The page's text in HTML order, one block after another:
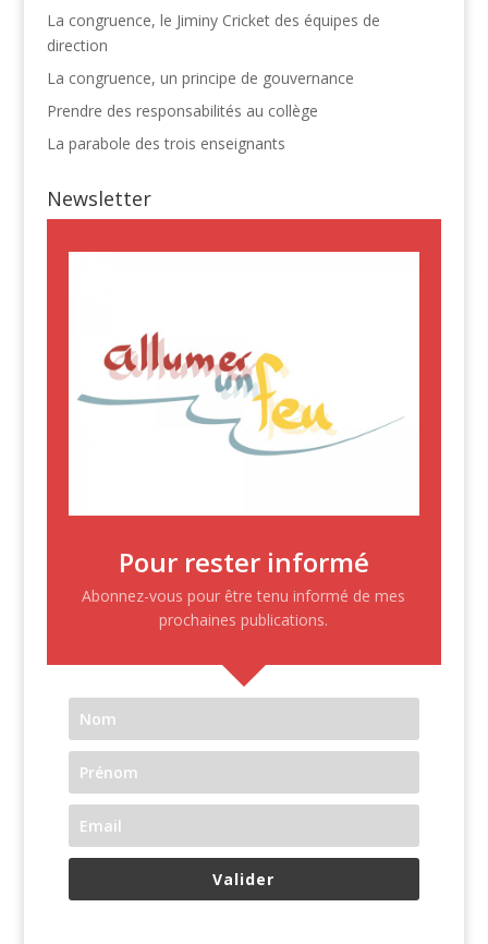
La congruence, le Jiminy Cricket des équipes de
direction
La congruence, un principe de gouvernance
Prendre des responsabilités au collège
La parabole des trois enseignants
Newsletter
Pour rester informé
Abonnez-vous pour être tenu informé de mes
prochaines publications.
Valider